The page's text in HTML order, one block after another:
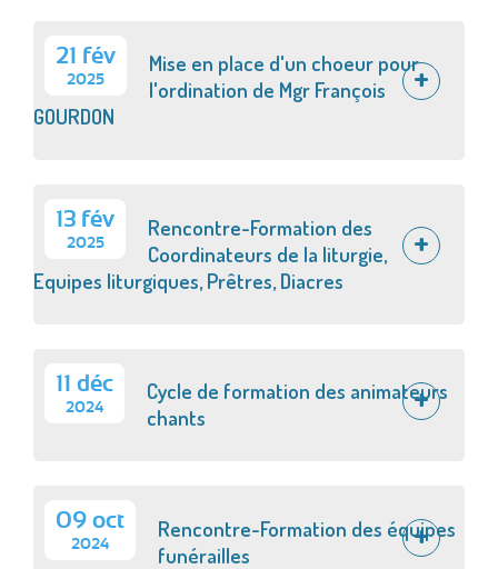
21 fév
2025
Mise en place d'un choeur pour
l'ordination de Mgr François
GOURDON
13 fév
2025
Rencontre-Formation des
Coordinateurs de la liturgie,
Equipes liturgiques, Prêtres, Diacres
11 déc
2024
Cycle de formation des animateurs
chants
09 oct
2024
Rencontre-Formation des équipes
funérailles